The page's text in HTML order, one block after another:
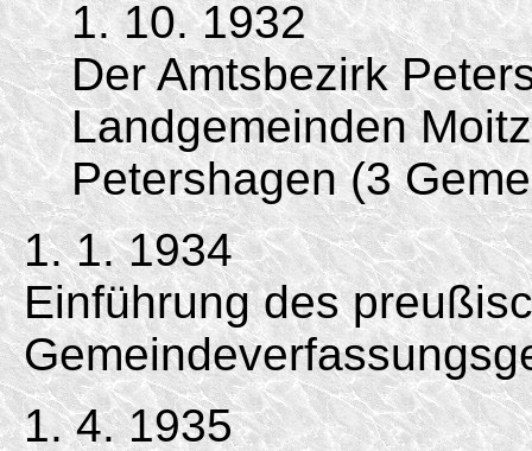
1. 10. 1932
Der Amtsbezirk
Landgemeinden
Petershagen (3
1. 1. 1934
Einführung des
1. 4. 1935